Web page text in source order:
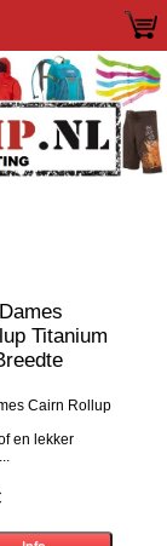
Titanium
Cairn Rollup
en lekker